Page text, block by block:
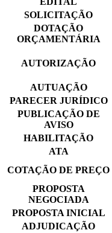
SOLICITAÇÃO
DOTAÇÃO
ORÇAMENTÁRIA
AUTORIZAÇÃO
AUTUAÇÃO
PARECER JURÍDICO
PUBLICAÇÃO DE
AVISO
HABILITAÇÃO
ATA
COTAÇÃO DE PREÇO
PROPOSTA
NEGOCIADA
PROPOSTA INICIAL
ADJUDICAÇÃO